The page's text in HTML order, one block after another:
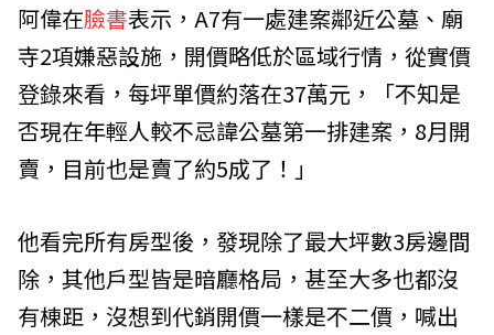
阿偉在臉書表示，A7有一處建案鄰近公墓、廟
寺2項嫌惡設施，開價略低於區域行情，從實價
登錄來看，每坪單價約落在37萬元，「不知是
否現在年輕人較不忌諱公墓第一排建案，8月開
賣，目前也是賣了約5成了！」
他看完所有房型後，發現除了最大坪數3房邊間
除，其他戶型皆是暗廳格局，甚至大多也都沒
有棟距，沒想到代銷開價一樣是不二價，喊出